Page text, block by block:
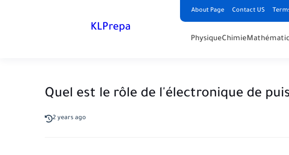
About Page Contact US
KLPrepa
PhysiqueChimie
Quel est le rôle de l'électronique de
2 years ago